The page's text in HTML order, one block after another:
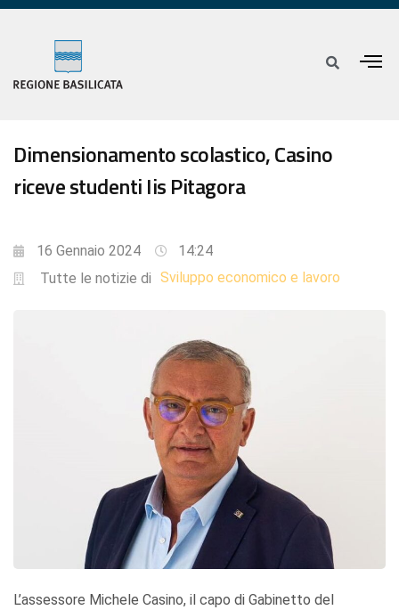
Dimensionamento scolastico, Casino
riceve studenti Iis Pitagora
16 Gennaio 2024
14:24
Tutte le notizie di Sviluppo economico e lavoro
L’assessore Michele Casino, il capo di Gabinetto del